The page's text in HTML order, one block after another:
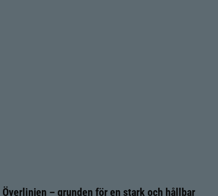
Överlinjen – grunden för en stark och hållbar